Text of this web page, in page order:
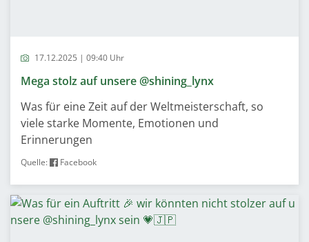
17.12.2025 | 09:40 Uhr
Mega stolz auf unsere @shining_lynx
Was für eine Zeit auf der Weltmeisterschaft, so
viele starke Momente, Emotionen und
Erinnerungen
Quelle: Facebook